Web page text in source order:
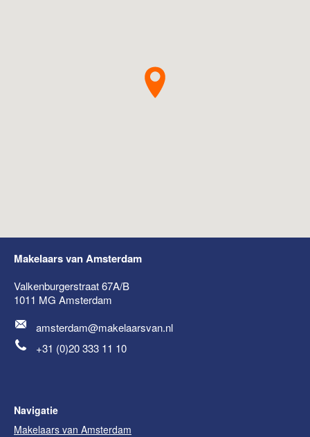
Makelaars van Amsterdam
Valkenburgerstraat 67A/B
1011 MG Amsterdam
amsterdam@makelaarsvan.nl
+31 (0)20 333 11 10
Navigatie
Makelaars van Amsterdam